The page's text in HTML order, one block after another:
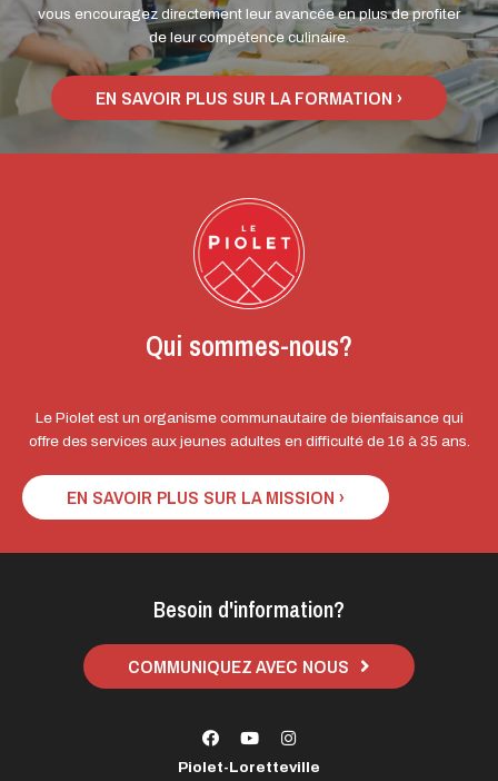
vous encouragez directement leur avancée en plus de profiter
de leur compétence culinaire.
EN SAVOIR PLUS SUR LA FORMATION ›
Qui sommes-nous?
Le Piolet est un organisme communautaire de bienfaisance qui
offre des services aux jeunes adultes en difficulté de 16 à 35 ans.
EN SAVOIR PLUS SUR LA MISSION ›
Besoin d'information?
COMMUNIQUEZ AVEC NOUS
Piolet-Loretteville